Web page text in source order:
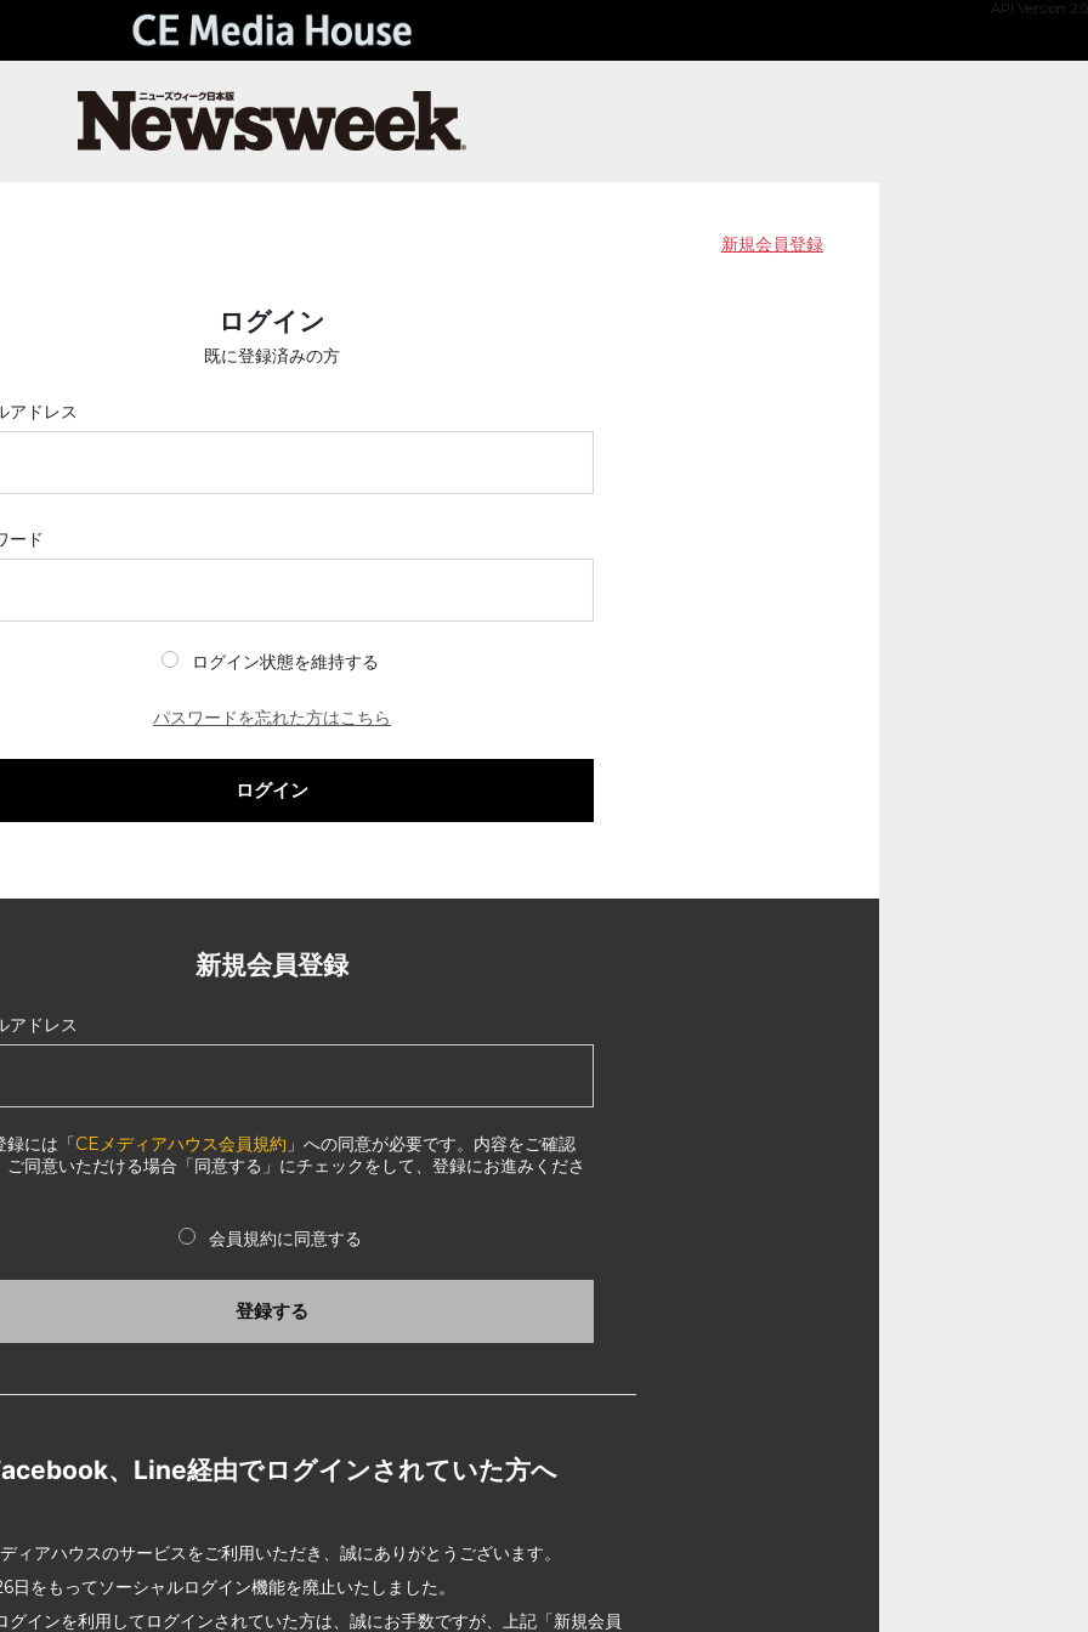
API Version 2.0
新規会員登録
ログイン
既に登録済みの方
アドレス
ード
ログイン状態を維持する
パスワードを忘れた方はこちら
ログイン
新規会員登録
アドレス
録には「CEメディアハウス会員規約 」への同意が必要です。内容をご確認
ご同意いただける場合「同意する」にチェックをして、登録にお進みくださ
会員規約に同意する
登録する
、Line経由でログインされていた方へ
ィアハウスのサービスをご利用いただき、誠にありがとうございます。
日をもってソーシャルログイン機能を廃止いたしました。
グインを利用してログインされていた方は、誠にお手数ですが、上記「新規会員